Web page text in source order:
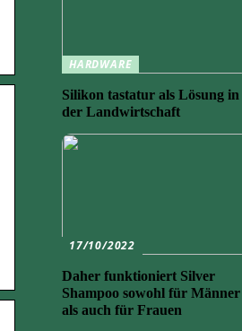
HARDWARE
Silikon tastatur als Lösung in
der Landwirtschaft
17/10/2022
Daher funktioniert Silver
Shampoo sowohl für Männer
als auch für Frauen